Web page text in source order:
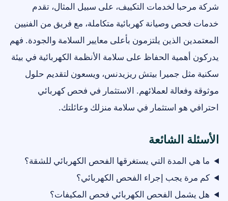
شركة مرحبا لخدمات التكييف، على سبيل المثال، تقدم
خدمات فحص وصيانة كهربائية متكاملة، مع فريق من الفنيين
المعتمدين الذين يلتزمون بأعلى معايير السلامة والجودة. فهم
يدركون أهمية الحفاظ على سلامة الأنظمة الكهربائية في بيئة
سكنية مثل جميرا بيتش ريزيدنس، ويسعون لتقديم حلول
موثوقة وفعالة لعملائهم. الاستثمار في فحص كهربائي
احترافي هو استثمار في سلامة منزلك وعائلتك.
الأسئلة الشائعة
ما هي المدة التي يستغرقها الفحص الكهربائي للشقة؟
كم مرة يجب إجراء الفحص الكهربائي؟
هل يشمل الفحص الكهربائي فحص المكيفات؟